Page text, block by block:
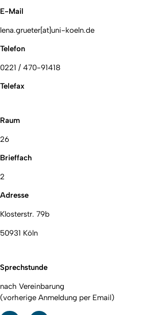
E-Mail
lena.grueter[at]uni-koeln.de
Telefon
0221 / 470-91418
Telefax
Raum
26
Brieffach
2
Adresse
Klosterstr. 79b
50931 Köln
Sprechstunde
nach Vereinbarung
(vorherige Anmeldung per Email)